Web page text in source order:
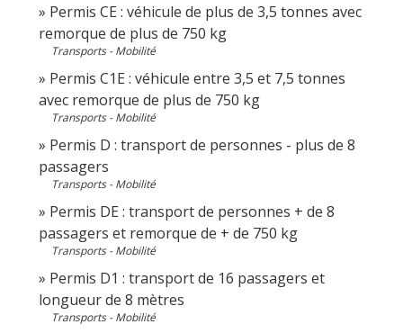
Permis CE : véhicule de plus de 3,5 tonnes avec
remorque de plus de 750 kg
Transports - Mobilité
Permis C1E : véhicule entre 3,5 et 7,5 tonnes
avec remorque de plus de 750 kg
Transports - Mobilité
Permis D : transport de personnes - plus de 8
passagers
Transports - Mobilité
Permis DE : transport de personnes + de 8
passagers et remorque de + de 750 kg
Transports - Mobilité
Permis D1 : transport de 16 passagers et
longueur de 8 mètres
Transports - Mobilité